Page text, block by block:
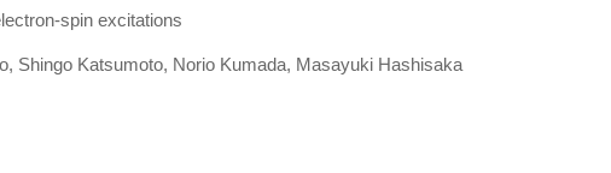
spin excitations
Shingo Katsumoto, Norio Kumada, Masayuki Hashisaka